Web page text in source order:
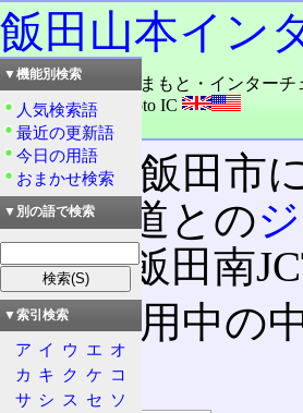
飯田山本イン
読み：いいだ・やまもと・インターチ
外語：Iida Yamamoto IC
品詞：その他地名
長野県飯田市
自動車道との
称は「飯田南
現在供用中の
る。
▼機能別検索
人気検索語
最近の更新語
今日の用語
おまかせ検索
▼別の語で検索
▼索引検索
ア イ ウ エ オ
カ キ ク ケ コ
サ シ ス セ ソ